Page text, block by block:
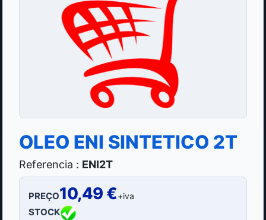
OLEO ENI SINTETICO 2T
Referencia : ENI2T
PREÇO10,49 €+iva
STOCK